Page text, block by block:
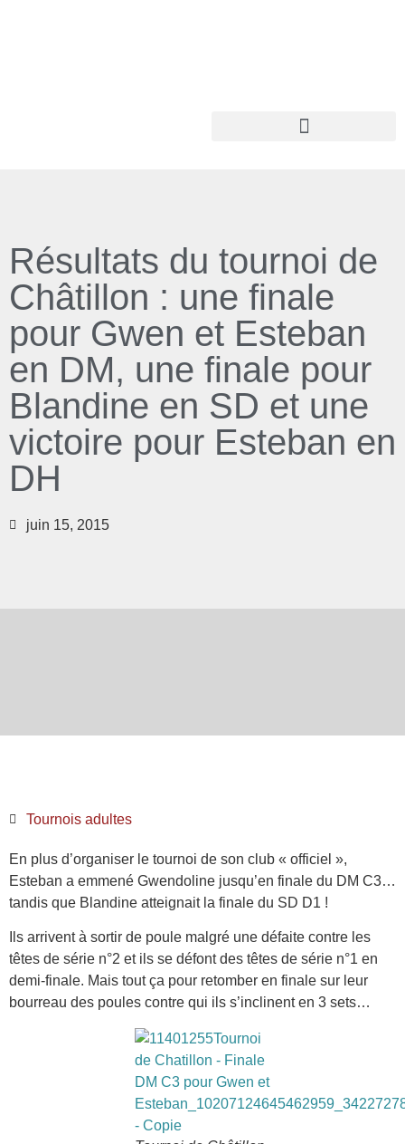
Résultats du tournoi de
Châtillon : une finale
pour Gwen et Esteban
en DM, une finale pour
Blandine en SD et une
victoire pour Esteban en
DH
juin 15, 2015
Tournois adultes
En plus d’organiser le tournoi de son club « officiel »,
Esteban a emmené Gwendoline jusqu’en finale du DM C3…
tandis que Blandine atteignait la finale du SD D1 !
Ils arrivent à sortir de poule malgré une défaite contre les
têtes de série n°2 et ils se défont des têtes de série n°1 en
demi-finale. Mais tout ça pour retomber en finale sur leur
bourreau des poules contre qui ils s’inclinent en 3 sets…